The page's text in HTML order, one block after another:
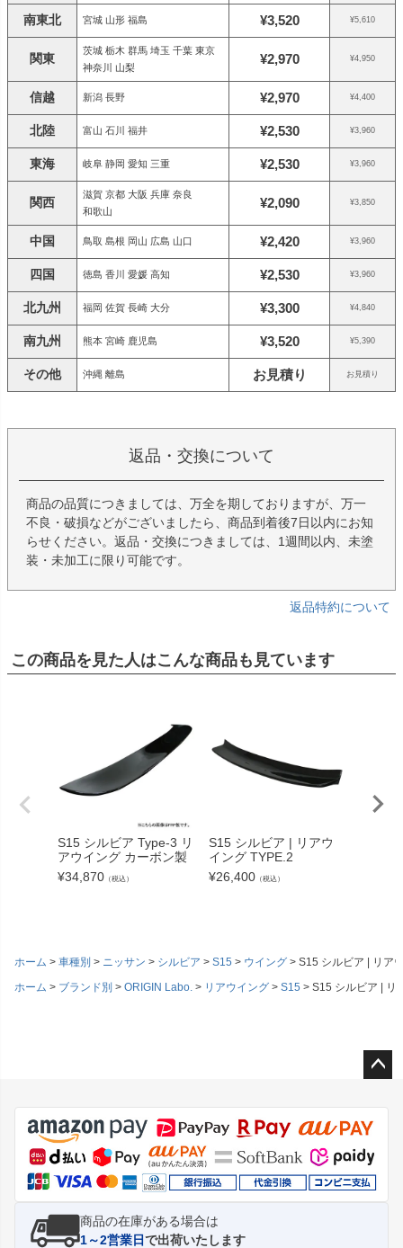
南東北 宮城 山形 福島 ¥3,520 ¥5,610
関東
茨城 栃木 群馬 埼玉 千葉 東京
神奈川 山梨
¥2,970 ¥4,950
信越 新潟 長野 ¥2,970 ¥4,400
北陸 富山 石川 福井 ¥2,530 ¥3,960
東海 岐阜 静岡 愛知 三重 ¥2,530 ¥3,960
関西
滋賀 京都 大阪 兵庫 奈良
和歌山
¥2,090 ¥3,850
中国 鳥取 島根 岡山 広島 山口 ¥2,420 ¥3,960
四国 徳島 香川 愛媛 高知 ¥2,530 ¥3,960
北九州 福岡 佐賀 長崎 大分 ¥3,300 ¥4,840
南九州 熊本 宮崎 鹿児島 ¥3,520 ¥5,390
その他 沖縄 離島 お見積り お見積り
返品・交換について
商品の品質につきましては、万全を期しておりますが、万一
不良・破損などがございましたら、商品到着後7日以内にお知
らせください。返品・交換につきましては、1週間以内、未塗
装・未加工に限り可能です。
返品特約について
この商品を見た人はこんな商品も見ています
S15 シルビア Type-3 リ
アウイング カーボン製
¥34,870 （税込）
S15 シルビア | リアウ
イング TYPE.2
¥26,400 （税込）
ホーム 車種別 ニッサン シルビア S15 ウイング
S15 シルビア | リア
ホーム
ブランド別 ORIGIN Labo. リアウイング S15 S15 シルビア | リ
ジト
ップ
へ
商品の在庫がある場合は
1～2営業日で出荷いたします